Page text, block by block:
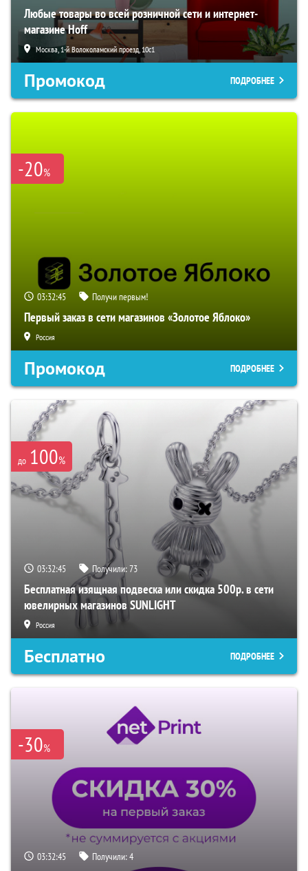
Любые товары во всей розничной сети и интернет-
магазине Hoff
Москва, 1-й Волоколамский проезд, 10с1
Промокод ПОДРОБНЕЕ
-20%
03:32:45 Получи первым!
Первый заказ в сети магазинов «Золотое Яблоко»
Россия
Промокод ПОДРОБНЕЕ
до 100%
03:32:45 Получили:73
Бесплатная изящная подвеска или скидка 500р. в сети
ювелирных магазинов SUNLIGHT
Россия
Бесплатно ПОДРОБНЕЕ
-30%
03:32:45 Получили:4